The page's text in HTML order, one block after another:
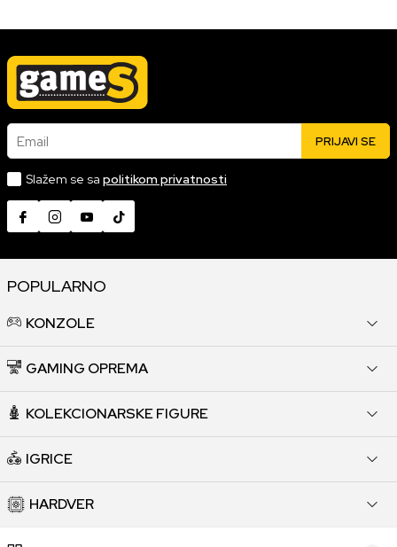
Email PRIJAVI SE
Slažem se sa politikom privatnosti
POPULARNO
KONZOLE
GAMING OPREMA
KOLEKCIONARSKE FIGURE
IGRICE
HARDVER